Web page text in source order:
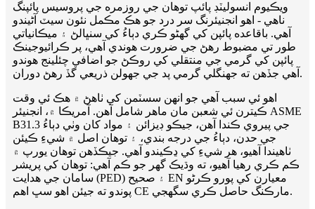
ويڪيوم انسوليٽڊ پائپ توهان جي روزمره جي پروسيس پائپنگ
ناهي - اهو انجنيئرنگ سر درد جو هڪ مڪمل نئون سيٽ آڻيندو
آهي. باقاعده پائپن کي گهڻو ڪري دٻاءُ کي سنڀالڻ ۽ ميڪانياتي
طور تي مضبوط رهڻ جي ضرورت هوندي آهي، پر ڪرائيوجينڪ
پائپن کي گرمي جي منتقلي کي روڪڻ جو اضافي چئلينج هوندو
آهي جڏهن ته جهنگلي گرمي پد جي جھولن ذريعي گڏ رهڻ دوران.
اهو ئي سبب آهي جو انهن سسٽمن کي ٺاهڻ ۾ هڪ ئي وقت
ڪيترن ئي شعبن مان ماهر شامل آهن. آمريڪا ۾، انجنيئر ASME
B31.3 جي پيروي ڪندا آهن، جيڪو ڊيزائن ۽ مواد کان وٺي دٻاءُ
جي حدن، دٻاءُ جي درجه بندي، ۽ توهان اصل ۾ شيءِ ڪيئن
ٺاهيندا آهيو، هر شيءِ کي ڍڪيندو آهي. جيڪڏهن توهان يورپ ۾
ڪم ڪري رهيا آهيو، ته وڌيڪ گهر جو ڪم آهي: توهان کي پريشر
سامان جي هدايت (PED) ۽ صحيح EN معيارن کي پورو ڪرڻو
پوندو ته جيئن اهو سڀ اهم CE مارڪنگ حاصل ڪري سگهجي.